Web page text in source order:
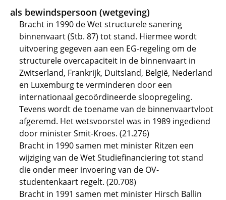
als bewindspersoon (wetgeving)
Bracht in 1990 de Wet structurele sanering
binnenvaart (Stb. 87) tot stand. Hiermee wordt
uitvoering gegeven aan een EG-regeling om de
structurele overcapaciteit in de binnenvaart in
Zwitserland, Frankrijk, Duitsland, België, Nederland
en Luxemburg te verminderen door een
internationaal gecoördineerde sloopregeling.
Tevens wordt de toename van de binnenvaartvloot
afgeremd. Het wetsvoorstel was in 1989 ingediend
door minister Smit-Kroes. (21.276)
Bracht in 1990 samen met minister Ritzen een
wijziging van de Wet Studiefinanciering tot stand
die onder meer invoering van de OV-
studentenkaart regelt. (20.708)
Bracht in 1991 samen met minister Hirsch Ballin